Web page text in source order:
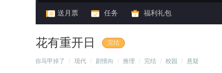
送月票 任务 福利礼包
花有重开日 完结
你马甲掉了 / 现代 / 剧情向 / 推理 / 完结 / 校园 / 悬疑